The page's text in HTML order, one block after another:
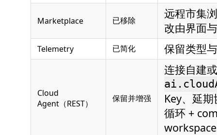
Marketplace 已移除
远程市集
改由界面
Telemetry 已简化 保留类型
Cloud
Agent（REST）
保留并增强
连接自建
Key、延
循环 +